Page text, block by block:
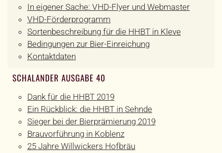
In eigener Sache: VHD-Flyer und Webmaster
VHD-Förderprogramm
Sortenbeschreibung für die HHBT in Kleve
Bedingungen zur Bier-Einreichung
Kontaktdaten
SCHALANDER AUSGABE 40
Dank für die HHBT 2019
Ein Rückblick: die HHBT in Sehnde
Sieger bei der Bierprämierung 2019
Brauvorführung in Koblenz
25 Jahre Willwickers Hofbräu